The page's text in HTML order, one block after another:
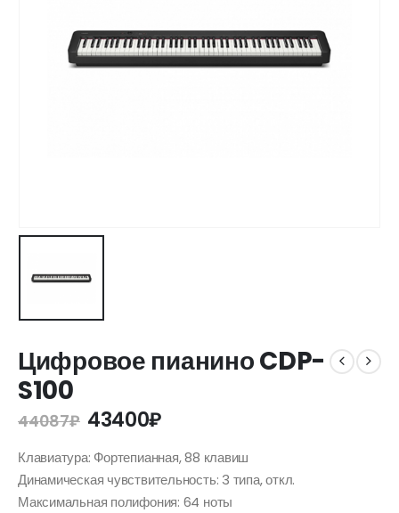
Цифровое пианино CDP-
S100
44087₽ 43400₽
Клавиатура: Фортепианная, 88 клавиш
Динамическая чувствительность: 3 типа, откл.
Максимальная полифония: 64 ноты